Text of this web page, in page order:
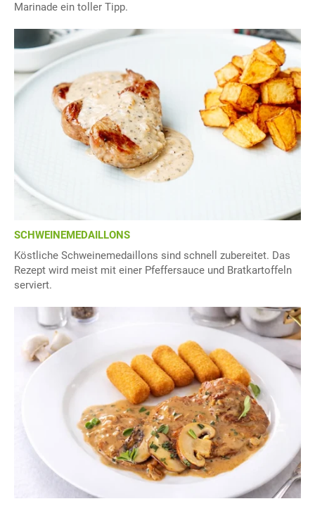
Marinade ein toller Tipp.
SCHWEINEMEDAILLONS
Köstliche Schweinemedaillons sind schnell zubereitet. Das
Rezept wird meist mit einer Pfeffersauce und Bratkartoffeln
serviert.